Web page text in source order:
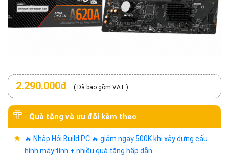
2.290.000đ ( Đã bao gồm VAT )
Quà tặng và ưu đãi kèm theo
🔥 Nhập Hội Build PC 🔥 giảm ngay 500K khi xây dựng cấu
hình máy tính + nhiều quà tặng hấp dẫn